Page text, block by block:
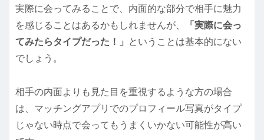
実際に会ってみることで、内面的な部分で相手に魅力
を感じることはあるかもしれませんが、
「実際に会っ
てみたらタイプだった！」
ということは基本的にない
でしょう。
相手の内面よりも見た目を重視するような方の場合
は、マッチングアプリでのプロフィール写真がタイプ
じゃない時点で会ってもうまくいかない可能性が高い